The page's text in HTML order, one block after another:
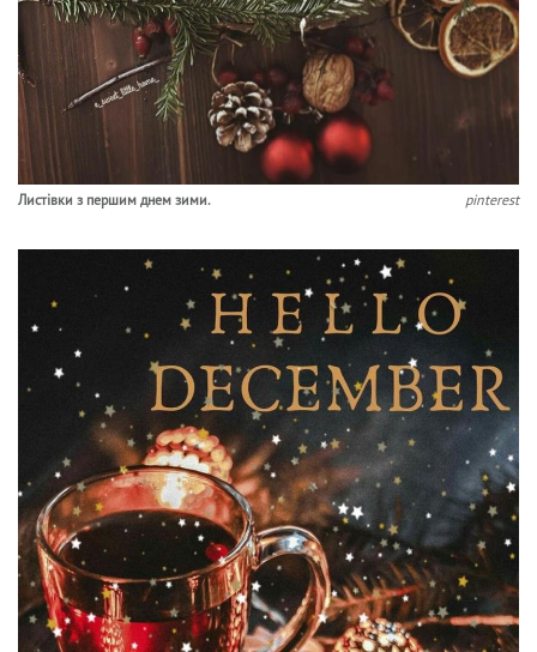
Листівки з першим днем зими. pinterest